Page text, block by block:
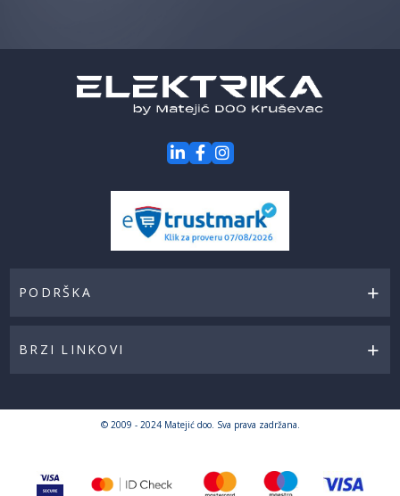
akcije
PODRŠKA
BRZI LINKOVI
© 2009 - 2024 Matejić doo. Sva prava zadržana.